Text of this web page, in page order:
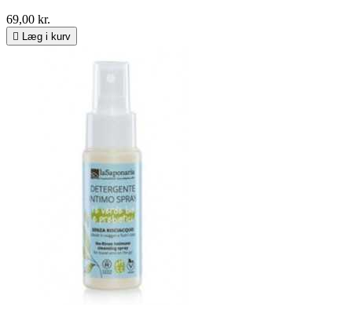
69,00 kr.
 Læg i kurv